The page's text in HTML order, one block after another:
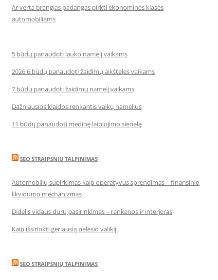
Ar verta brangias padangas pirkti ekonominės klasės
automobiliams
5 būdų panaudoti lauko namelį vaikams
2026 6 būdų panaudoti žaidimų aikšteles vaikams
7 būdų panaudoti žaidimų namelį vaikams
Dažniausios klaidos renkantis vaikų namelius
11 būdų panaudoti medinę laipiojimo sienelę
SEO STRAIPSNIU TALPINIMAS
Automobilių supirkimas kaip operatyvus sprendimas – finansinio
likvidumo mechanizmas
Didelis vidaus durų pasirinkimas – rankenos ir interjeras
Kaip išsirinkti geriausią pelėsio valiklį
SEO STRAIPSNIŲ TALPINIMAS